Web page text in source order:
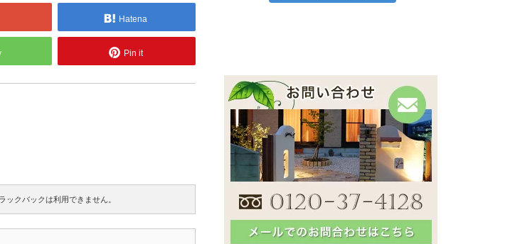
Hatena
Pin it
ックバックは利用できません。